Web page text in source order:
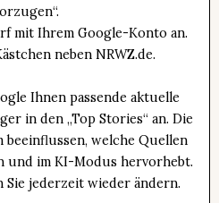
mit Ihrem Google-Konto an.
neben NRWZ.de.
Ihnen passende aktuelle
in den „Top Stories“ an. Die
beeinflussen, welche Quellen
und im KI-Modus hervorhebt.
jederzeit wieder ändern.